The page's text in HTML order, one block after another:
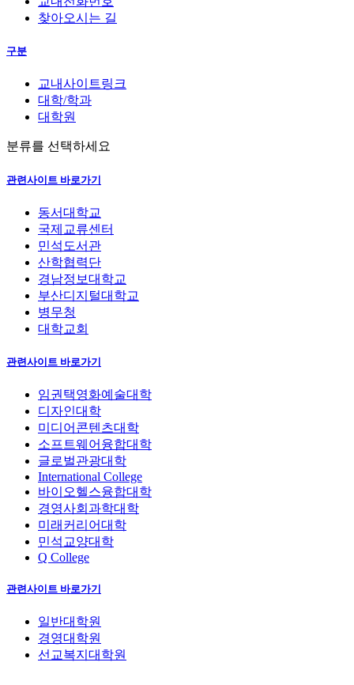
찾아오시는 길
구분
교내사이트링크
대학/학과
대학원
분류를 선택하세요
관련사이트 바로가기
동서대학교
국제교류센터
민석도서관
산학협력단
경남정보대학교
부산디지털대학교
병무청
대학교회
관련사이트 바로가기
임권택영화예술대학
디자인대학
미디어콘텐츠대학
소프트웨어융합대학
글로벌관광대학
International College
바이오헬스융합대학
경영사회과학대학
미래커리어대학
민석교양대학
Q College
관련사이트 바로가기
일반대학원
경영대학원
선교복지대학원